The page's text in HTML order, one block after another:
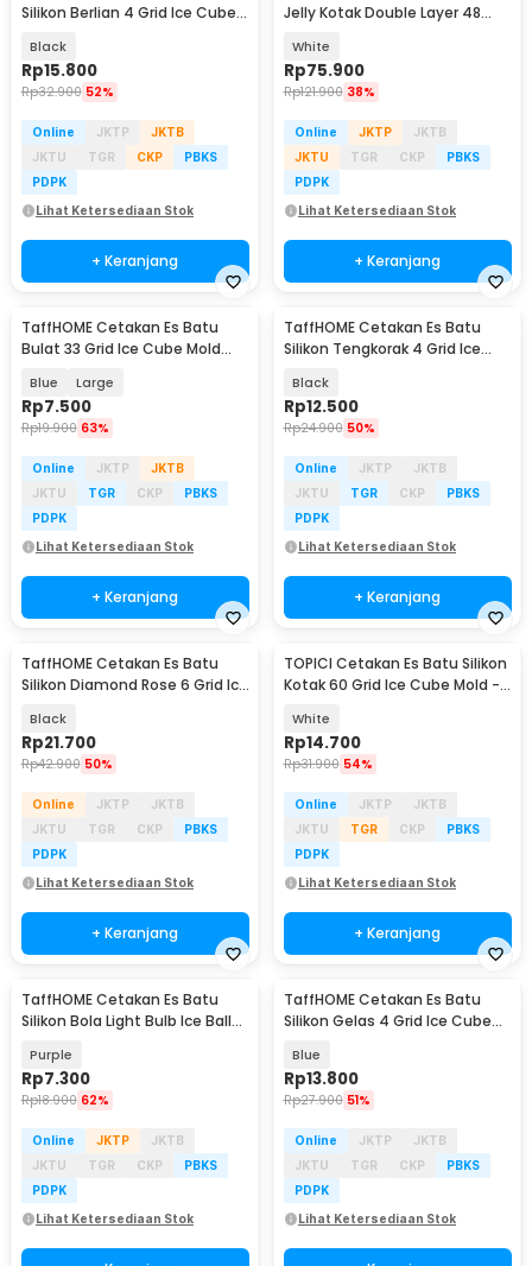
Silikon Berlian 4 Grid Ice Cube
Black
Rp15.800
Rp32.900 52%
Online JKTP
JKTB
JKTU
TGR CKP
PBKS
PDPK
Lihat Ketersediaan Stok
+ Keranjang
Jelly Kotak Double Layer 48
White
Rp75.900
Rp121.900 38%
Online JKTP
JKTB
JKTU
TGR CKP
PBKS
PDPK
Lihat Ketersediaan Stok
+ Keranjang
TaffHOME Cetakan Es Batu
Bulat 33 Grid Ice Cube Mold
Blue Large
Rp7.500
Rp19.900 63%
Online JKTP
JKTB
JKTU
TGR CKP
PBKS
PDPK
Lihat Ketersediaan Stok
+ Keranjang
TaffHOME Cetakan Es Batu
Silikon Tengkorak 4 Grid Ice
Black
Rp12.500
Rp24.900 50%
Online JKTP
JKTB
JKTU
TGR CKP
PBKS
PDPK
Lihat Ketersediaan Stok
+ Keranjang
TaffHOME Cetakan Es Batu
Silikon Diamond Rose 6 Grid Ice
Black
Rp21.700
Rp42.900 50%
Online JKTP
JKTB
JKTU
TGR CKP
PBKS
PDPK
Lihat Ketersediaan Stok
+ Keranjang
TOPICI Cetakan Es Batu Silikon
Kotak 60 Grid Ice Cube Mold -
White
Rp14.700
Rp31.900 54%
Online JKTP
JKTB
JKTU
TGR CKP
PBKS
PDPK
Lihat Ketersediaan Stok
+ Keranjang
TaffHOME Cetakan Es Batu
Silikon Bola Light Bulb Ice Ball
Purple
Rp7.300
Rp18.900 62%
Online JKTP
JKTB
JKTU
TGR CKP
PBKS
PDPK
Lihat Ketersediaan Stok
TaffHOME Cetakan Es Batu
Silikon Gelas 4 Grid Ice Cube
Blue
Rp13.800
Rp27.900 51%
Online JKTP
JKTB
JKTU
TGR CKP
PBKS
PDPK
Lihat Ketersediaan Stok